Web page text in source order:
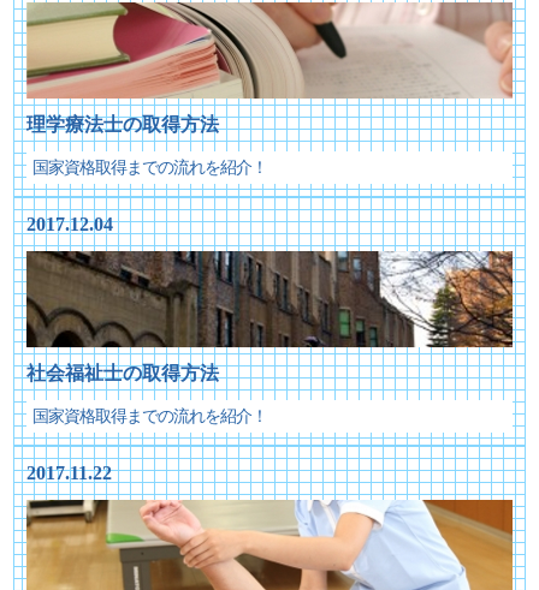
理学療法士の取得方法
国家資格取得までの流れを紹介！
2017.12.04
社会福祉士の取得方法
国家資格取得までの流れを紹介！
2017.11.22